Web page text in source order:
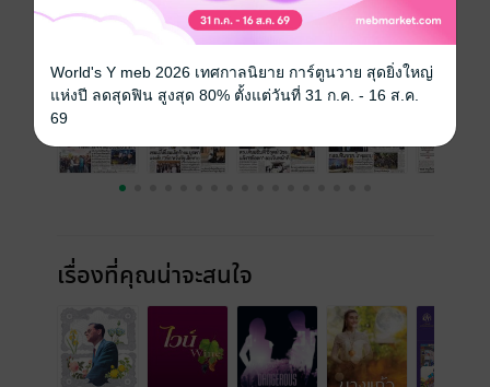
ฉบับย้อนหลัง ดูทั้งหมด
เรื่องที่คุณน่าจะสนใจ
World's Y meb 2026 เทศกาลนิยาย การ์ตูนวาย สุดยิ่งใหญ่
แห่งปี ลดสุดฟิน สูงสุด 80% ตั้งแต่วันที่ 31 ก.ค. - 16 ส.ค.
69